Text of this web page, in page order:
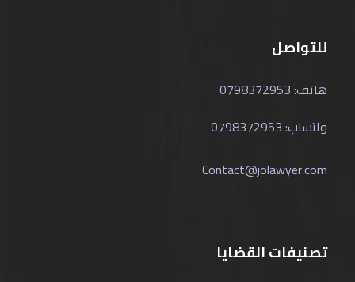
للتواصل
هاتف: 0798372953
واتساب: 0798372953
Contact@jolawyer.com
تصنيفات القضايا